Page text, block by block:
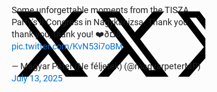
Some unfor­get­ta­ble moments from the TISZA
Party's II Con­gress in Na­gy­ka­niz­sa. Thank you,
thank you, thank you! ❤️ð¤ð
pic.twitter.com/KvN53i7oBM
— Magyar Péter (Ne fél­je­tek) (@ma­gy­ar­pe­terMP)
July 13, 2025